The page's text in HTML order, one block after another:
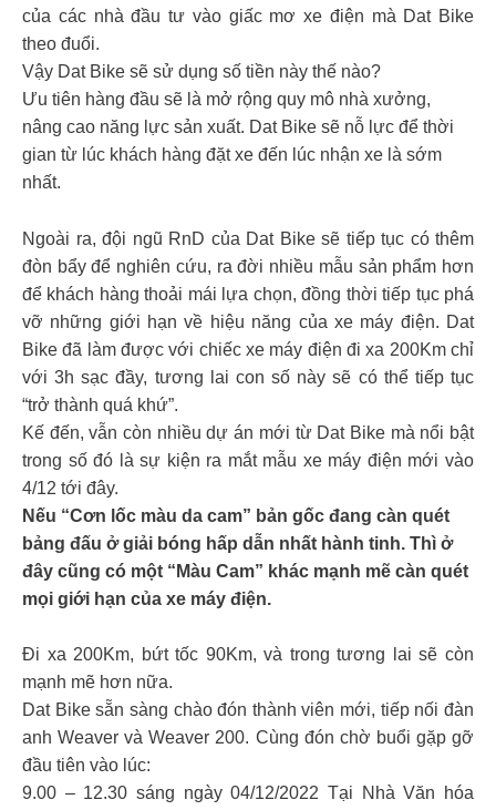
của các nhà đầu tư vào giấc mơ xe điện mà Dat Bike
theo đuổi.
Vậy Dat Bike sẽ sử dụng số tiền này thế nào?
Ưu tiên hàng đầu sẽ là mở rộng quy mô nhà xưởng,
nâng cao năng lực sản xuất. Dat Bike sẽ nỗ lực để thời
gian từ lúc khách hàng đặt xe đến lúc nhận xe là sớm
nhất.
Ngoài ra, đội ngũ RnD của Dat Bike sẽ tiếp tục có thêm
đòn bẩy để nghiên cứu, ra đời nhiều mẫu sản phẩm hơn
để khách hàng thoải mái lựa chọn, đồng thời tiếp tục phá
vỡ những giới hạn về hiệu năng của xe máy điện. Dat
Bike đã làm được với chiếc xe máy điện đi xa 200Km chỉ
với 3h sạc đầy, tương lai con số này sẽ có thể tiếp tục
“trở thành quá khứ”.
Kế đến, vẫn còn nhiều dự án mới từ Dat Bike mà nổi bật
trong số đó là sự kiện ra mắt mẫu xe máy điện mới vào
4/12 tới đây.
Nếu “Cơn lốc màu da cam” bản gốc đang càn quét
bảng đấu ở giải bóng hấp dẫn nhất hành tinh. Thì ở
đây cũng có một “Màu Cam” khác mạnh mẽ càn quét
mọi giới hạn của xe máy điện.
Đi xa 200Km, bứt tốc 90Km, và trong tương lai sẽ còn
mạnh mẽ hơn nữa.
Dat Bike sẵn sàng chào đón thành viên mới, tiếp nối đàn
anh Weaver và Weaver 200. Cùng đón chờ buổi gặp gỡ
đầu tiên vào lúc:
9.00 – 12.30 sáng ngày 04/12/2022 Tại Nhà Văn hóa